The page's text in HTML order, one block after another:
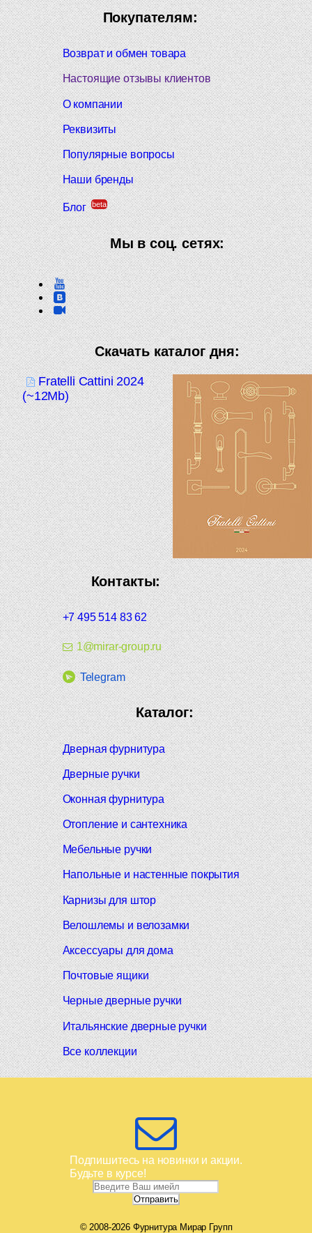
Покупателям:
Возврат и обмен товара
Настоящие отзывы клиентов
О компании
Реквизиты
Популярные вопросы
Наши бренды
Блог beta
Мы в соц. сетях:
Скачать каталог дня:
Fratelli Cattini 2024
(~12Mb)
Контакты:
+7 495 514 83 62
1@mirar-group.ru
Telegram
Каталог:
Дверная фурнитура
Дверные ручки
Оконная фурнитура
Отопление и сантехника
Мебельные ручки
Напольные и настенные покрытия
Карнизы для штор
Велошлемы и велозамки
Аксессуары для дома
Почтовые ящики
Черные дверные ручки
Итальянские дверные ручки
Все коллекции
Подпишитесь на новинки и акции.
Будьте в курсе!
© 2008-2026 Фурнитура Мирар Групп